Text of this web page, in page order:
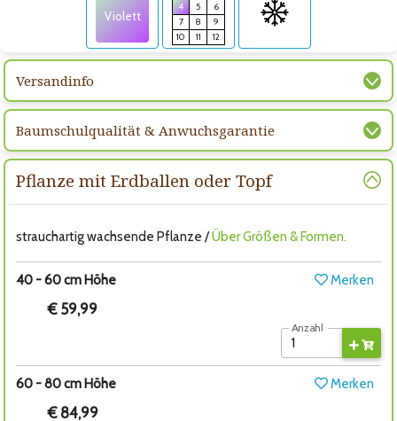
Violett
4
5
6
7
8
9
10
11 12
Versandinfo
Baumschulqualität & Anwuchsgarantie
Pflanze mit Erdballen oder Topf
strauchartig wachsende Pflanze /Über Größen & Formen.
40 - 60 cm Höhe Merken
€ 59,99
Anzahl
60 - 80 cm Höhe Merken
€ 84,99